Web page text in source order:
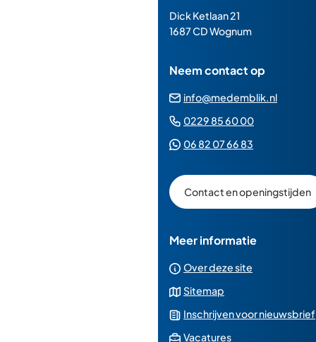
de
paginainhoud
Dick Ketlaan 21
1687 CD Wognum
Neem contact op
info@medemblik.nl
0229 85 60 00(Verwijst
06 82 07 66 83
een
Whatsapp
Contact en openingstijden
Meer informatie
Over deze site
Sitemap
Inschrijven voor nieuwsbrief
Vacatures(Verwijst